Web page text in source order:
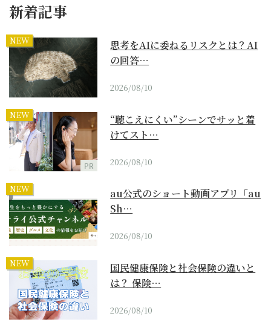
新着記事
NEW
思考をAIに委ねるリスクとは？AI
の回答…
2026/08/10
NEW
PR
“聴こえにくい”シーンでサッと着
けてスト…
2026/08/10
NEW
au公式のショート動画アプリ「au
Sh…
2026/08/10
NEW
国民健康保険と社会保険の違いと
は？ 保険…
2026/08/10